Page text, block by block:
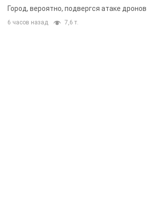
Город, вероятно, подвергся атаке дронов
6 часов назад 7,6 т.